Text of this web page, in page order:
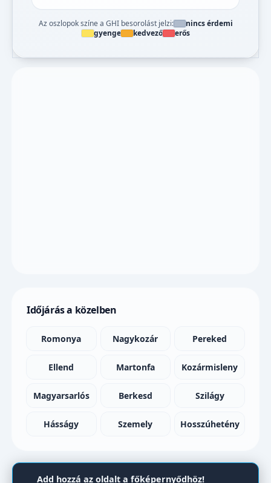
Az oszlopok színe a GHI besorolást jelzi:
nincs érdemi
gyenge
kedvező erős
Időjárás a közelben
Romonya Nagykozár Pereked
Ellend Martonfa Kozármisleny
Magyarsarlós Berkesd Szilágy
Hásságy Szemely Hosszúhetény
Add hozzá az oldalt a főképernyődhöz!